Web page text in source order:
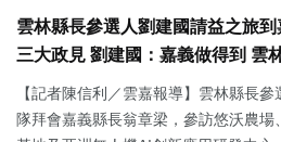
雲林縣長參選人劉建國請益之旅
三大政見 劉建國：嘉義做得到 雲
【記者陳信利／雲嘉報導】雲林縣長
隊拜會嘉義縣長翁章梁，參訪悠沃農